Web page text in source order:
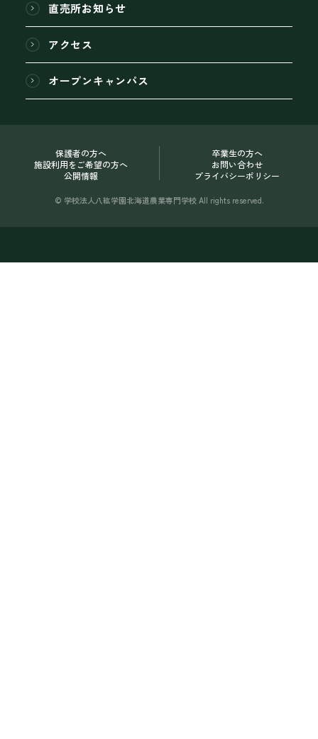
直売所お知らせ
アクセス
オープンキャンパス
保護者の方へ
卒業生の方へ
施設利用をご希望の方へ
お問い合わせ
公開情報
プライバシーポリシー
© 学校法人八紘学園北海道農業専門学校 All rights reserved.